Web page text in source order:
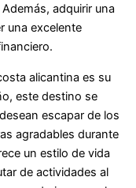
adquirir una
una excelente
alicantina es su
este destino se
escapar de los
agradables durante
un estilo de vida
de actividades al